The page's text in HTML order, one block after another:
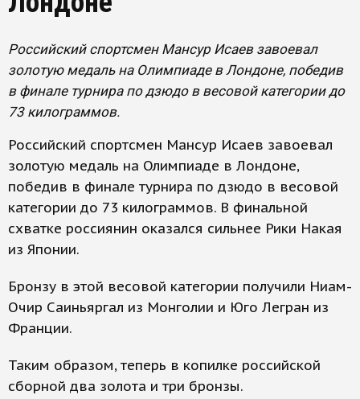
Российский спортсмен Мансур Исаев завоевал
золотую медаль на Олимпиаде в Лондоне, победив
в финале турнира по дзюдо в весовой категории до
73 килограммов.
Российский спортсмен Мансур Исаев завоевал
золотую медаль на Олимпиаде в Лондоне,
победив в финале турнира по дзюдо в весовой
категории до 73 килограммов. В финальной
схватке россиянин оказался сильнее Рики Накая
из Японии.
Бронзу в этой весовой категории получили Ниам-
Очир Саиньяргал из Монголии и Юго Легран из
Франции.
Таким образом, теперь в копилке российской
сборной два золота и три бронзы.